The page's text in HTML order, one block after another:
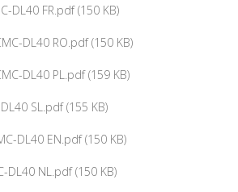
DL40 FR.pdf (150 KB)
DL40 RO.pdf (150 KB)
DL40 PL.pdf (159 KB)
SL.pdf (155 KB)
DL40 EN.pdf (150 KB)
DL40 NL.pdf (150 KB)